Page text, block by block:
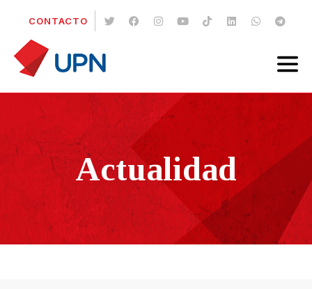
CONTACTO
Actualidad